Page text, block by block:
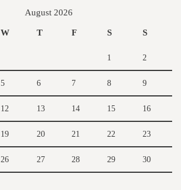
August 2026
W T F S S
1 2
5 6 7 8 9
12 13 14 15 16
19 20 21 22 23
26 27 28 29 30